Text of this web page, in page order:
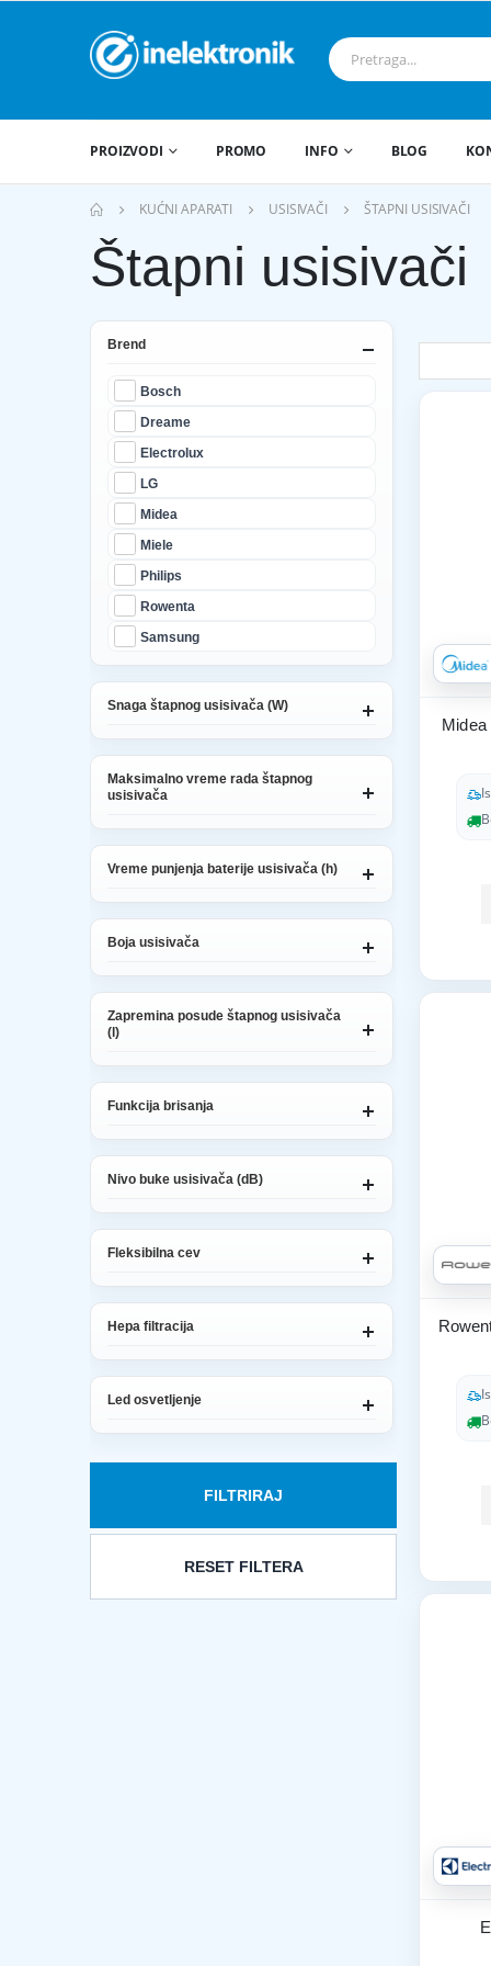
PROIZVODI PROMO INFO BLOG
KUĆNI APARATI USISIVAČI ŠTAPNI USISIVAČI
Štapni usisivači
Brend
Bosch
Dreame
Electrolux
LG
Midea
Miele
Philips
Rowenta
Samsung
Snaga štapnog usisivača (W)
Maksimalno vreme rada štapnog
usisivača
Vreme punjenja baterije usisivača (h)
Boja usisivača
Zapremina posude štapnog usisivača
(l)
Funkcija brisanja
Nivo buke usisivača (dB)
Fleksibilna cev
Hepa filtracija
Led osvetljenje
FILTRIRAJ
RESET FILTERA